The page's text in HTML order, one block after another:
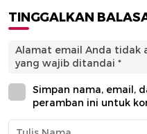
TINGGALKAN
Alamat email Anda tidak
yang wajib ditandai *
Simpan nama, email,
peramban ini untuk